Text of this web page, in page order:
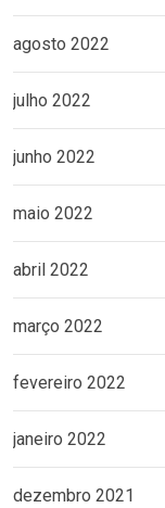
agosto 2022
julho 2022
junho 2022
maio 2022
abril 2022
março 2022
fevereiro 2022
janeiro 2022
dezembro 2021